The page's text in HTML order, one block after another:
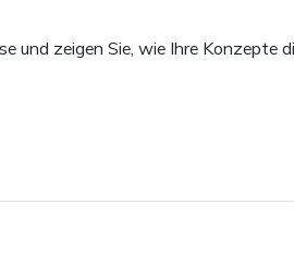
und zeigen Sie, wie Ihre